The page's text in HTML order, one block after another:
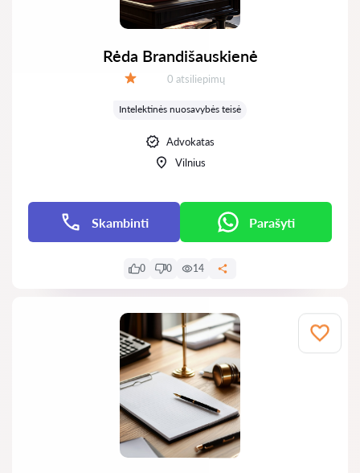
Rėda Brandišauskienė
Atsiliepimų:
0 atsiliepimų
Intelektinės nuosavybės teisė
Advokatas
Vilnius
Skambinti Parašyti
0 0 14